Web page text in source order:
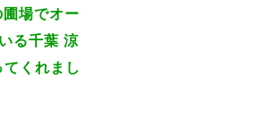
場でオー
る千葉 涼
くれまし